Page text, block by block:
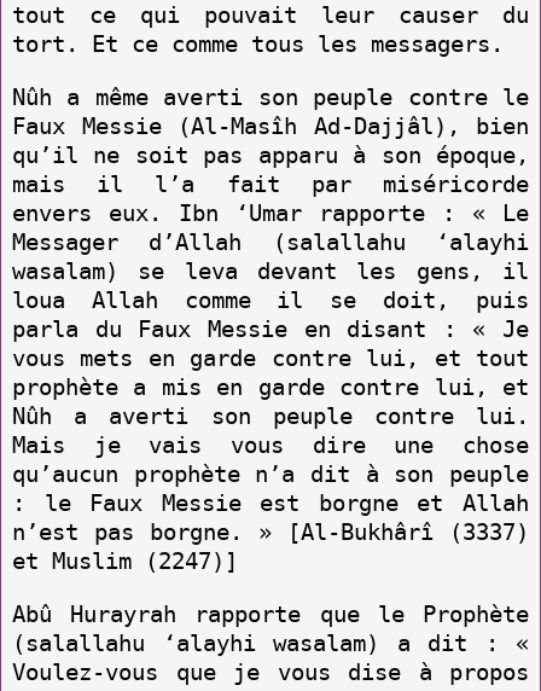
tout ce qui pouvait leur causer du
tort. Et ce comme tous les messagers.
Nûh a même averti son peuple contre le
Faux Messie (Al-Masîh Ad-Dajjâl), bien
qu’il ne soit pas apparu à son époque,
mais il l’a fait par miséricorde
envers eux. Ibn ‘Umar rapporte : « Le
Messager d’Allah (salallahu ‘alayhi
wasalam) se leva devant les gens, il
loua Allah comme il se doit, puis
parla du Faux Messie en disant : « Je
vous mets en garde contre lui, et tout
prophète a mis en garde contre lui, et
Nûh a averti son peuple contre lui.
Mais je vais vous dire une chose
qu’aucun prophète n’a dit à son peuple
: le Faux Messie est borgne et Allah
n’est pas borgne. » [Al-Bukhârî (3337)
et Muslim (2247)]
Abû Hurayrah rapporte que le Prophète
(salallahu ‘alayhi wasalam) a dit : «
Voulez-vous que je vous dise à propos